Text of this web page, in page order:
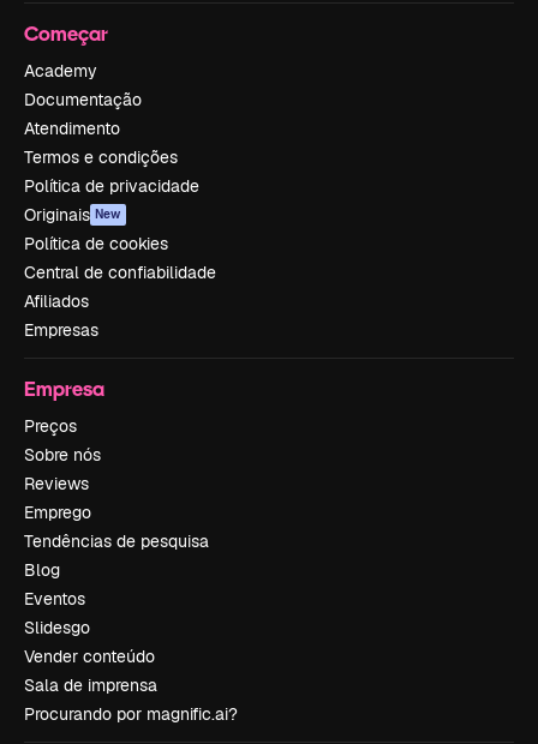
Começar
Academy
Documentação
Atendimento
Termos e condições
Política de privacidade
Originais New
Política de cookies
Central de confiabilidade
Afiliados
Empresas
Empresa
Preços
Sobre nós
Reviews
Emprego
Tendências de pesquisa
Blog
Eventos
Slidesgo
Vender conteúdo
Sala de imprensa
Procurando por magnific.ai?